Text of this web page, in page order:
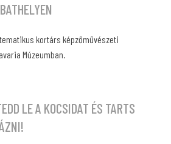
kortárs képzőművészeti
Múzeumban.
LE A KOCSIDAT ÉS TARTS